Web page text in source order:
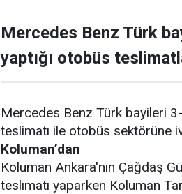
Mercedes Benz Türk
yaptığı otobüs
Mercedes Benz Türk bayileri
teslimatı ile otobüs sektörüne
Koluman’dan
Koluman Ankara'nın Çağdaş
teslimatı yaparken Koluman